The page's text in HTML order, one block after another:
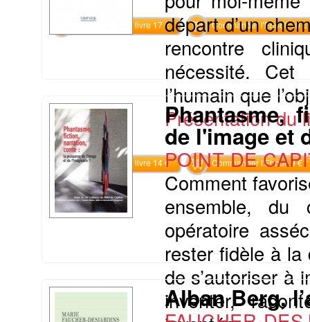
Commander le livre 17 € Commander l'Ebook 10 €
départ d’un
rencontre
nécessité.
l’humain que
Présentation du
Commander le livre 14 € Commander l'Ebook 9 €
Phantasme,
de l'image et
POINT DE
Comment
ensemble, du
opératoire
rester fidèle à
de s’autoriser à
inventer,
Alban Berg,